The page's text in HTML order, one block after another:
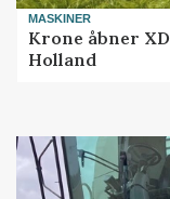
MASKINER
Krone åbner
Holland